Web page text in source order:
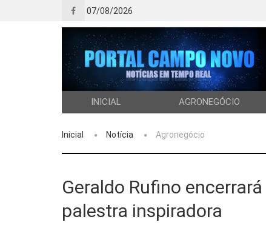
07/08/2026
INICIAL AGRONEGÓCIO
Inicial Notícia Agronegócio
Geraldo Rufino
palestra inspiradora